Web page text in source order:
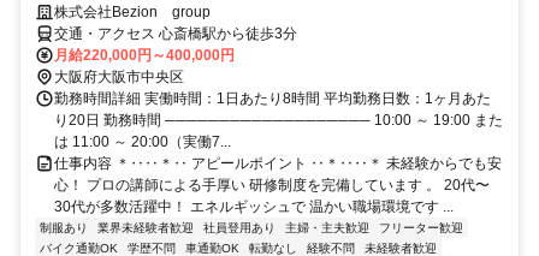
株式会社Bezion group
交通・アクセス 心斎橋駅から徒歩3分
月給220,000円～400,000円
大阪府大阪市中央区
勤務時間詳細 実働時間：1日あたり8時間 平均勤務日数：1ヶ月あた
り20日 勤務時間 ─────────────────── 10:00 ～ 19:00 また
は 11:00 ～ 20:00（実働7...
仕事内容 ＊‥‥＊‥ アピールポイント ‥＊‥‥＊ 未経験からでも安
心！ プロの講師による手厚い 研修制度を完備しています 。 20代〜
30代が多数活躍中！ エネルギッシュで 温かい職場環境です ...
制服あり 業界未経験者歓迎 社員登用あり 主婦・主夫歓迎
フリーター歓迎
バイク通勤OK
学歴不問 車通勤OK 転勤なし 経験不問
未経験者歓迎